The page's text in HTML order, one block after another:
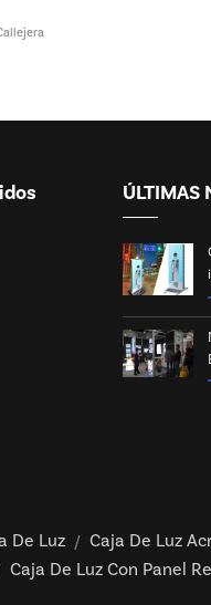
ÚLTIMAS
De Luz / Caja De Luz
Caja De Luz Con Panel